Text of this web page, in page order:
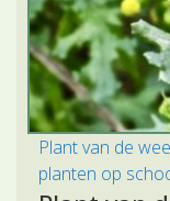
Plant van de
planten op